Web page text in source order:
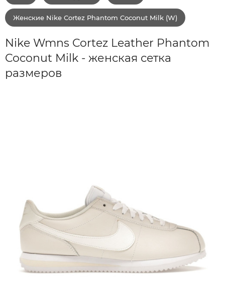
Женские Nike Cortez Phantom Coconut Milk (W)
Nike Wmns Cortez Leather Phantom
Coconut Milk - женская сетка
размеров